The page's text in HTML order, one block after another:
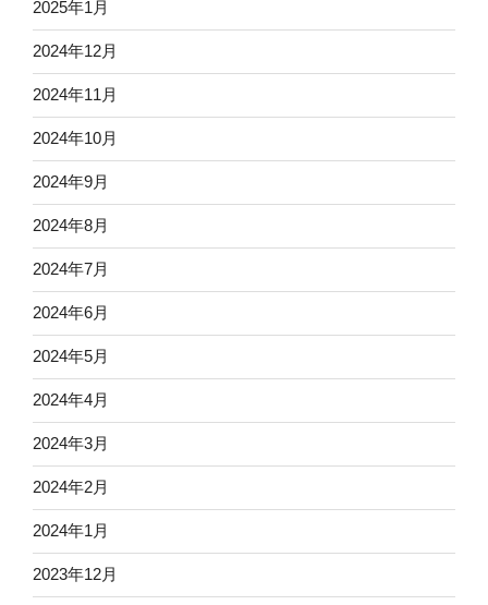
2025年1月
2024年12月
2024年11月
2024年10月
2024年9月
2024年8月
2024年7月
2024年6月
2024年5月
2024年4月
2024年3月
2024年2月
2024年1月
2023年12月